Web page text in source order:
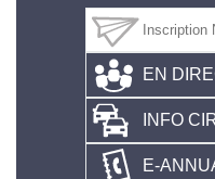
EN
INFO
E-